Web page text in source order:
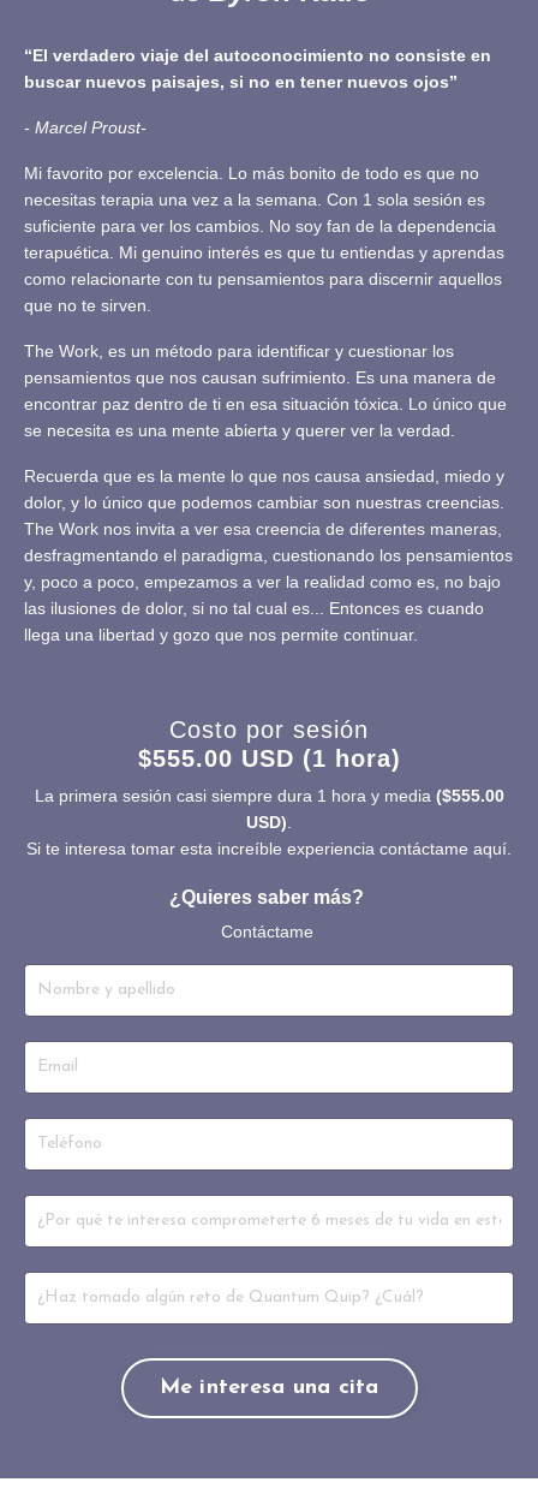
“El verdadero viaje del autoconocimiento no consiste en
buscar nuevos paisajes, si no en tener nuevos ojos”
- Marcel Proust-
Mi favorito por excelencia. Lo más bonito de todo es que no
necesitas terapia una vez a la semana. Con 1 sola sesión es
suficiente para ver los cambios. No soy fan de la dependencia
terapuética. Mi genuino interés es que tu entiendas y aprendas
como relacionarte con tu pensamientos para discernir aquellos
que no te sirven.
The Work, es un método para identificar y cuestionar los
pensamientos que nos causan sufrimiento. Es una manera de
encontrar paz dentro de ti en esa situación tóxica. Lo único que
se necesita es una mente abierta y querer ver la verdad.
Recuerda que es la mente lo que nos causa ansiedad, miedo y
dolor, y lo único que podemos cambiar son nuestras creencias.
The Work nos invita a ver esa creencia de diferentes maneras,
desfragmentando el paradigma, cuestionando los pensamientos
y, poco a poco, empezamos a ver la realidad como es, no bajo
las ilusiones de dolor, si no tal cual es... Entonces es cuando
llega una libertad y gozo que nos permite continuar.
Costo por sesión
$555.00 USD (1 hora)
La primera sesión casi siempre dura 1 hora y media ($555.00
USD)
Si te interesa tomar esta increíble experiencia contáctame aquí.
¿Quieres saber más?
Contáctame
Me interesa una cita